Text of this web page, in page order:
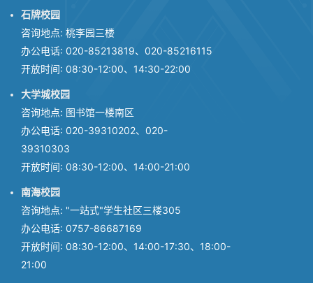
石牌校园
咨询地点: 桃李园三楼
办公电话: 020-85213819、020-85216115
开放时间: 08:30-12:00、14:30-22:00
大学城校园
咨询地点: 图书馆一楼南区
办公电话: 020-39310202、020-
39310303
开放时间: 08:30-12:00、14:00-21:00
南海校园
咨询地点: "一站式"学生社区三楼305
办公电话: 0757-86687169
开放时间: 08:30-12:00、14:00-17:30、18:00-
21:00